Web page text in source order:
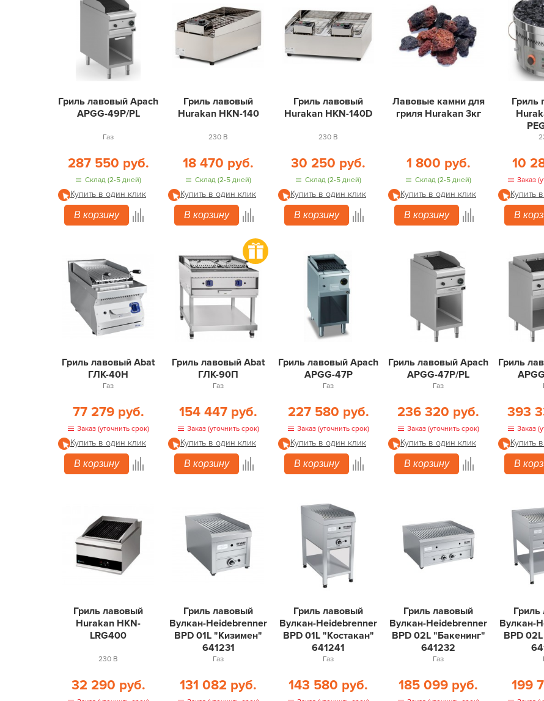
Гриль лавовый Apach
APGG-49P/PL
Газ
287 550 руб.
Склад (2-5 дней)
Купить в один клик
В корзину
Гриль лавовый
Hurakan HKN-140
230 В
18 470 руб.
Склад (2-5 дней)
Купить в один клик
В корзину
Гриль лавовый
Hurakan HKN-140D
230 В
30 250 руб.
Склад (2-5 дней)
Купить в один клик
В корзину
Лавовые камни для
гриля Hurakan 3кг
1 800 руб.
Склад (2-5 дней)
Купить в один клик
В корзину
Гриль
10
Заказ
Купить
В
Гриль лавовый Abat
ГЛК-40Н
Газ
77 279 руб.
Заказ (уточнить срок)
Купить в один клик
В корзину
Гриль лавовый Abat
ГЛК-90П
Газ
154 447 руб.
Заказ (уточнить срок)
Купить в один клик
В корзину
Гриль лавовый Apach
APGG-47P
Газ
227 580 руб.
Заказ (уточнить срок)
Купить в один клик
В корзину
Гриль лавовый Apach
APGG-47P/PL
Газ
236 320 руб.
Заказ (уточнить срок)
Купить в один клик
В корзину
Гриль
393
Заказ
Купить
В
Гриль лавовый
Hurakan HKN-
LRG400
230 В
32 290 руб.
Гриль лавовый
Вулкан-Heidebrenner
BPD 01L "Кизимен"
641231
Газ
131 082 руб.
Гриль лавовый
Вулкан-Heidebrenner
BPD 01L "Костакан"
641241
Газ
143 580 руб.
Гриль лавовый
Вулкан-Heidebrenner
BPD 02L "Бакенинг"
641232
Газ
185 099 руб.
Вулкан-
BPD
199